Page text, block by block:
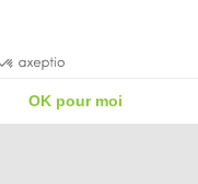
une
OK pour moi